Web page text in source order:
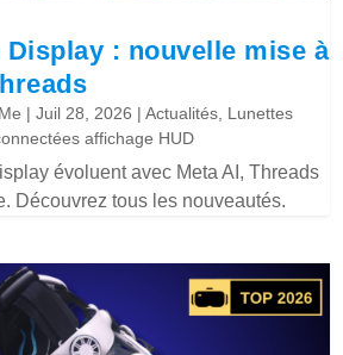
Display : nouvelle mise à
|Juil 28, 2026 |Actualités, Lunettes
affichage HUD
évoluent avec Meta AI, Threads
Découvrez tous les nouveautés.